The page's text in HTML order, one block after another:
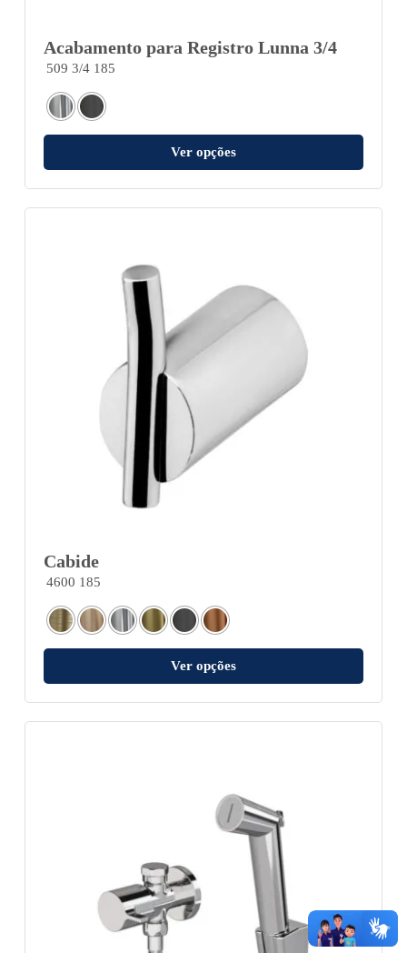
Acabamento para Registro Lunna 3/4
509 3/4 185
Ver opções
Cabide
4600 185
Ver opções